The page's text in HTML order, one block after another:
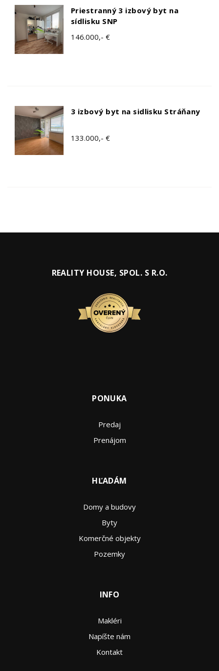
Priestranný 3 izbový byt na
sídlisku SNP
146.000,- €
3 izbový byt na sidlisku Stráňany
133.000,- €
REALITY HOUSE, SPOL. S R.O.
PONUKA
Predaj
Prenájom
HĽADÁM
Domy a budovy
Byty
Komerčné objekty
Pozemky
INFO
Makléri
Napíšte nám
Kontakt